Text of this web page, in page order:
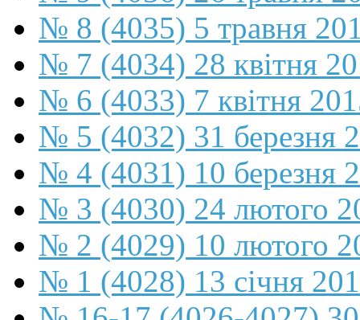
№ 8 (4035) 5 травня
№ 7 (4034) 28 квітня
№ 6 (4033) 7 квітня
№ 5 (4032) 31 березня
№ 4 (4031) 10 березня
№ 3 (4030) 24 лютого
№ 2 (4029) 10 лютого
№ 1 (4028) 13 січня